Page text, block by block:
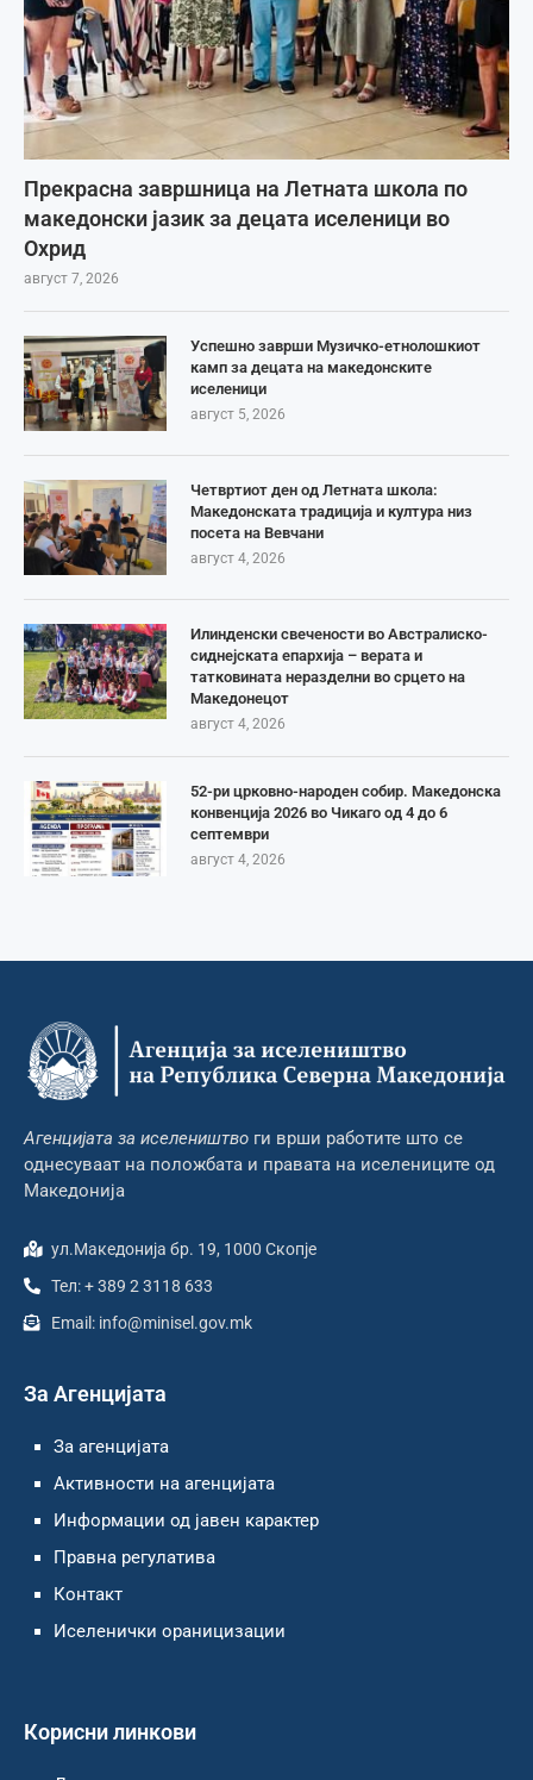
Прекрасна завршница на Летната школа по
македонски јазик за децата иселеници во
Охрид
август 7, 2026
Успешно заврши Музичко-етнолошкиот
камп за децата на македонските
иселеници
август 5, 2026
Четвртиот ден од Летната школа:
Македонската традиција и култура низ
посета на Вевчани
август 4, 2026
Илинденски свечености во Австралиско-
сиднејската епархија – верата и
татковината неразделни во срцето на
Македонецот
август 4, 2026
52-ри црковно-народен собир. Македонска
конвенција 2026 во Чикаго од 4 до 6
септември
август 4, 2026
Агенцијата за иселеништво ги врши работите што се
однесуваат на положбата и правата на иселениците од
Македонија
ул.Македонија бр. 19, 1000 Скопје
Тел: + 389 2 3118 633
Email: info@minisel.gov.mk
За Агенцијата
За агенцијата
Активности на агенцијата
Информации од јавен карактер
Правна регулатива
Контакт
Иселенички ораницизации
Корисни линкови